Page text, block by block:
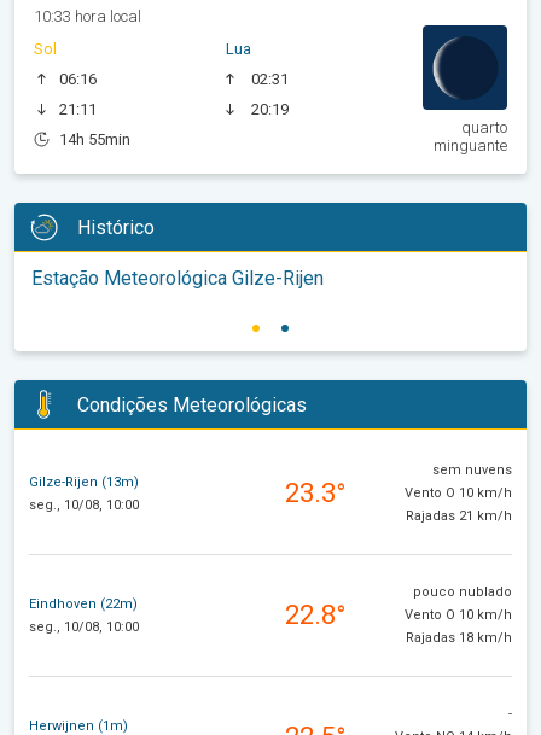
10:33 hora local
Sol
06:16
21:11
14h 55min
Lua
02:31
20:19
quarto
minguante
Histórico
Estação Meteorológica Gilze-Rijen
Condições Meteorológicas
Gilze-Rijen (13m)
seg., 10/08, 10:00
23.3°
sem nuvens
Vento O 10 km/h
Rajadas 21 km/h
Eindhoven (22m)
seg., 10/08, 10:00
22.8°
pouco nublado
Vento O 10 km/h
Rajadas 18 km/h
Herwijnen (1m)
-